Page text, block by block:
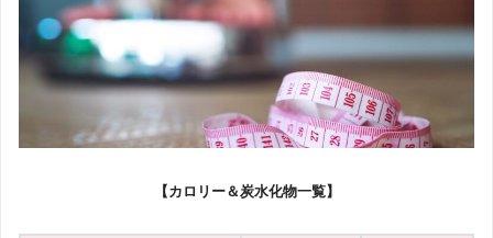
【カロリー＆炭水化物一覧】